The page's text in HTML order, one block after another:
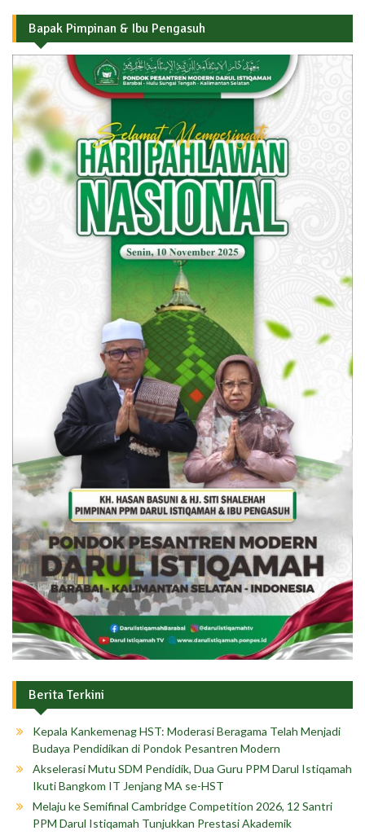
Bapak Pimpinan & Ibu Pengasuh
Berita Terkini
Kepala Kankemenag HST: Moderasi Beragama Telah Menjadi
Budaya Pendidikan di Pondok Pesantren Modern
Akselerasi Mutu SDM Pendidik, Dua Guru PPM Darul Istiqamah
Ikuti Bangkom IT Jenjang MA se-HST
Melaju ke Semifinal Cambridge Competition 2026, 12 Santri
PPM Darul Istiqamah Tunjukkan Prestasi Akademik